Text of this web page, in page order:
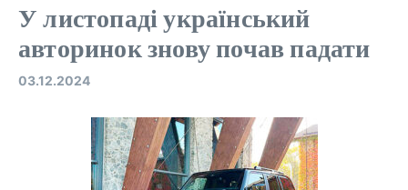
У листопаді український
авторинок знову почав падати
03.12.2024